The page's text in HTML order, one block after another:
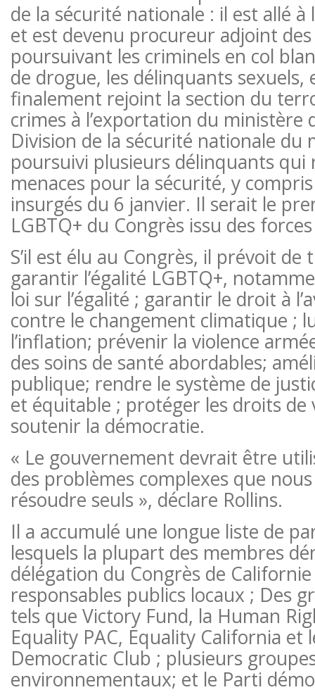
de la sécurité nationale : il est allé
et est devenu procureur adjoint
poursuivant les criminels en col
de drogue, les délinquants sexuels,
finalement rejoint la section du
crimes à l’exportation du ministère
Division de la sécurité nationale du
poursuivi plusieurs délinquants qui
menaces pour la sécurité, y
insurgés du 6 janvier. Il serait le
LGBTQ+ du Congrès issu des
S’il est élu au Congrès, il prévoit
garantir l’égalité LGBTQ+,
loi sur l’égalité ; garantir le droit à
contre le changement climatique ;
l’inflation; prévenir la violence
des soins de santé abordables;
publique; rendre le système de
et équitable ; protéger les droits
soutenir la démocratie.
« Le gouvernement devrait être
des problèmes complexes que
résoudre seuls », déclare Rollins.
Il a accumulé une longue liste de
lesquels la plupart des membres
délégation du Congrès de
responsables publics locaux ; Des
tels que Victory Fund, la Human
Equality PAC, Equality California et
Democratic Club ; plusieurs
environnementaux; et le Parti